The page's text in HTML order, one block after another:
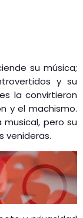
su música;
y su
la convirtieron
y el machismo.
pero su
venideras.